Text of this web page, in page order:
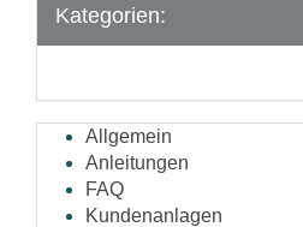
Kategorien:
Allgemein
Anleitungen
FAQ
Kundenanlagen